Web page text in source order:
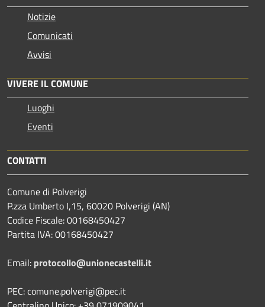
Notizie
Comunicati
Avvisi
VIVERE IL COMUNE
Luoghi
Eventi
CONTATTI
Comune di Polverigi
P.zza Umberto I,15, 60020 Polverigi (AN)
Codice Fiscale: 00168450427
Partita IVA: 00168450427
Email: protocollo@unionecastelli.it
PEC: comune.polverigi@pec.it